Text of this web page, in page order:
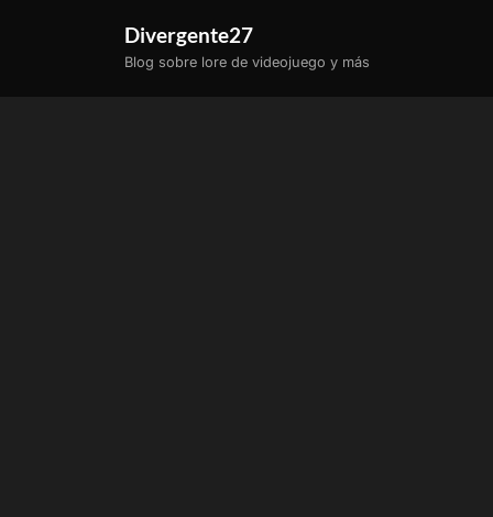
Divergente27
Blog sobre lore de videojuego y más